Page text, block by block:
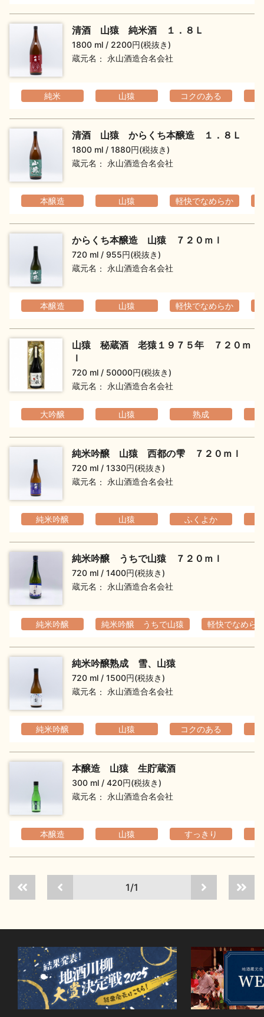
清酒 山猿 純米酒 １．８Ｌ
1800 ml
2200円(税抜き)
蔵元名
永山酒造合名会社
純米 山猿 コクのある
清酒 山猿 からくち本醸造 １．８Ｌ
1800 ml
1880円(税抜き)
蔵元名
永山酒造合名会社
本醸造 山猿 軽快でなめらか
からくち本醸造 山猿 ７２０ｍｌ
720 ml
955円(税抜き)
蔵元名
永山酒造合名会社
本醸造 山猿 軽快でなめらか
山猿 秘蔵酒 老猿１９７５年 ７２０ｍ
ｌ
720 ml
50000円(税抜き)
蔵元名
永山酒造合名会社
大吟醸 山猿 熟成
純米吟醸 山猿 西都の雫 ７２０ｍｌ
720 ml
1330円(税抜き)
蔵元名
永山酒造合名会社
純米吟醸 山猿 ふくよか
純米吟醸 うちで山猿 ７２０ｍｌ
720 ml
1400円(税抜き)
蔵元名
永山酒造合名会社
純米吟醸 純米吟醸 うちで山猿 軽快でなめら
純米吟醸熟成 雪、山猿
720 ml
1500円(税抜き)
蔵元名
永山酒造合名会社
純米吟醸 山猿 コクのある
本醸造 山猿 生貯蔵酒
300 ml
420円(税抜き)
蔵元名
永山酒造合名会社
本醸造 山猿 すっきり
1/1